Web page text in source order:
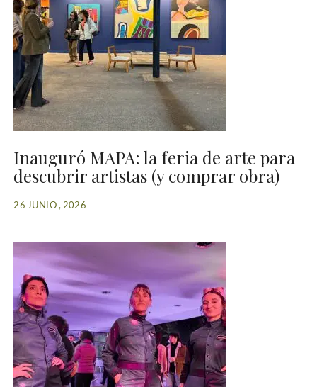
Inauguró MAPA: la feria de arte para
descubrir artistas (y comprar obra)
26 JUNIO , 2026